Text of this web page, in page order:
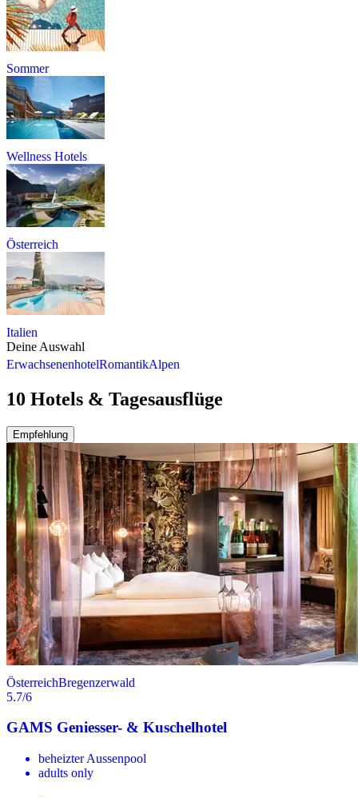
Sommer
Wellness Hotels
Österreich
Italien
Deine Auswahl
ErwachsenenhotelRomantikAlpen
10 Hotels & Tagesausflüge
Empfehlung
ÖsterreichBregenzerwald
5.7/6
GAMS Geniesser- & Kuschelhotel
beheizter Aussenpool
adults only